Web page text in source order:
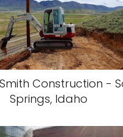
Construction -
Springs, Idaho